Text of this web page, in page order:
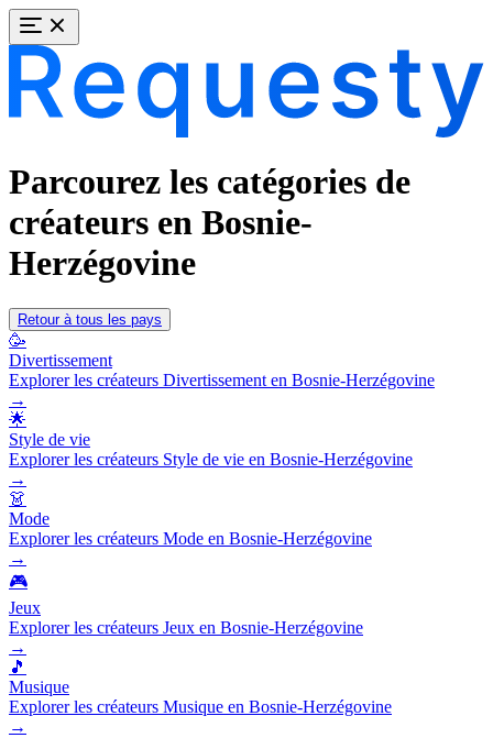
Parcourez les catégories de
créateurs en Bosnie-
Herzégovine
Retour à tous les pays
🥳
Divertissement
Explorer les créateurs Divertissement en Bosnie-Herzégovine
→
🌟
Style de vie
Explorer les créateurs Style de vie en Bosnie-Herzégovine
→
👗
Mode
Explorer les créateurs Mode en Bosnie-Herzégovine
→
🎮
Jeux
Explorer les créateurs Jeux en Bosnie-Herzégovine
→
🎵
Musique
Explorer les créateurs Musique en Bosnie-Herzégovine
→